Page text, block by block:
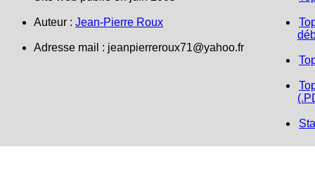
Auteur : Jean-Pierre Roux
Adresse mail : jeanpierreroux71@yahoo.fr